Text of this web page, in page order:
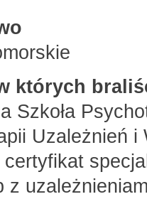
których
Szkoła
Uzależnień i
z